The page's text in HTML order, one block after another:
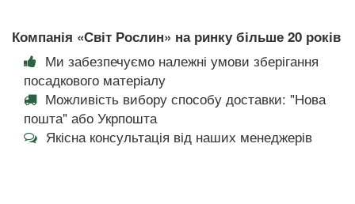
Компанія «Світ Рослин» на ринку більше 20 років
Ми забезпечуємо належні умови зберігання
посадкового матеріалу
Можливість вибору способу доставки: "Нова
пошта" або Укрпошта
Якісна консультація від наших менеджерів